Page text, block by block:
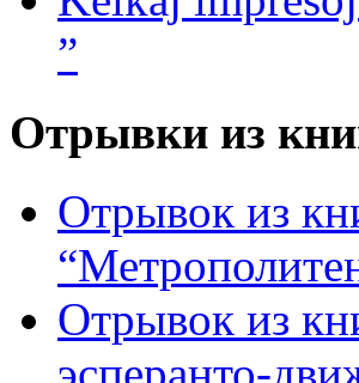
”
Отрывки из
Отрывок из
Отрывок из